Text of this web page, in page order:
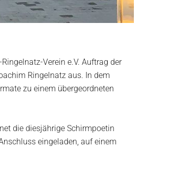
Verein e.V. Auftrag der
Ringelnatz aus. In dem
zu einem übergeordneten
die diesjährige Schirmpoetin
eingeladen, auf einem